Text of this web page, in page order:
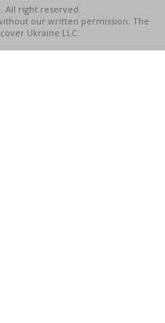
All right reserved.
our written permission. The
Ukraine LLC.